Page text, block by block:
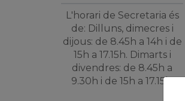
L'horari de Secretaria és
de: Dilluns, dimecres i
dijous: de 8.45h a 14h i de
15h a 17.15h. Dimarts i
divendres: de 8.45h a
9.30h i de 15h a 17.15h.